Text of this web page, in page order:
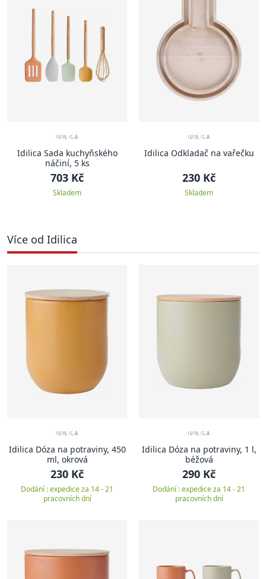
Idilica Sada kuchyňského
náčiní, 5 ks
703 Kč
Skladem
Idilica Odkladač na vařečku
230 Kč
Skladem
Více od Idilica
Idilica Dóza na potraviny, 450
ml, okrová
230 Kč
Dodání : expedice za 14 - 21
pracovních dní
Idilica Dóza na potraviny, 1 l,
béžová
290 Kč
Dodání : expedice za 14 - 21
pracovních dní